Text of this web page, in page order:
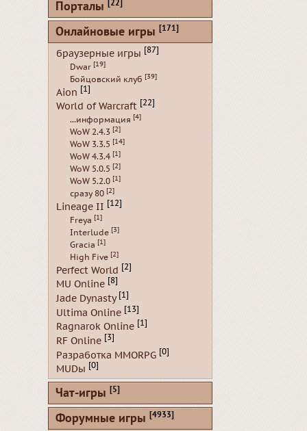
Порталы [22]
Онлайновые игры [171]
браузерные игры [87]
Dwar [19]
Бойцовский клуб [39]
Aion [1]
World of Warcraft [22]
...информация [4]
WoW 2.4.3 [2]
WoW 3.3.5 [14]
WoW 4.3.4 [1]
WoW 5.0.5 [2]
WoW 5.2.0 [1]
сразу 80 [2]
Lineage II [12]
Freya [1]
Interlude [3]
Gracia [1]
High Five [2]
Perfect World [2]
MU Online [8]
Jade Dynasty [1]
Ultima Online [13]
Ragnarok Online [1]
RF Online [3]
Разработка MMORPG [0]
MUDы [0]
Чат-игры [5]
Форумные игры [4933]